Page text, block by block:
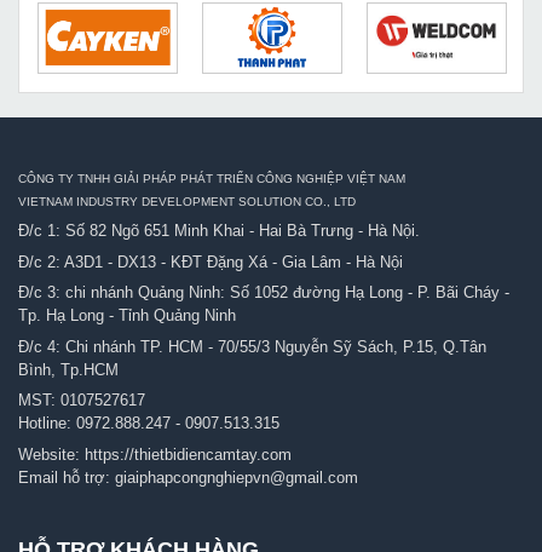
CÔNG TY TNHH GIẢI PHÁP PHÁT TRIỂN CÔNG NGHIỆP VIỆT NAM
VIETNAM INDUSTRY DEVELOPMENT SOLUTION CO., LTD
Đ/c 1: Số 82 Ngõ 651 Minh Khai - Hai Bà Trưng - Hà Nội.
Đ/c 2: A3D1 - DX13 - KĐT Đặng Xá - Gia Lâm - Hà Nội
Đ/c 3: chi nhánh Quảng Ninh: Số 1052 đường Hạ Long - P. Bãi Cháy -
Tp. Hạ Long - Tỉnh Quảng Ninh
Đ/c 4: Chi nhánh TP. HCM - 70/55/3 Nguyễn Sỹ Sách, P.15, Q.Tân
Bình, Tp.HCM
MST: 0107527617
Hotline: 0972.888.247 - 0907.513.315
Website: https://thietbidiencamtay.com
Email hỗ trợ: giaiphapcongnghiepvn@gmail.com